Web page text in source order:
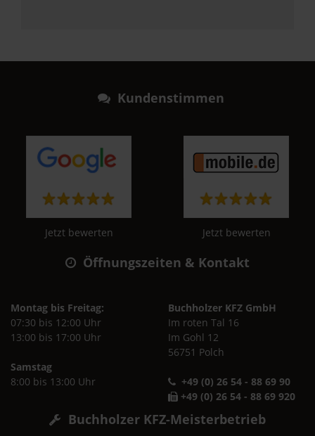
Kundenstimmen
Jetzt bewerten Jetzt bewerten
Öffnungszeiten & Kontakt
Montag bis Freitag:
07:30 bis 12:00 Uhr
13:00 bis 17:00 Uhr
Samstag
8:00 bis 13:00 Uhr
Buchholzer KFZ GmbH
Im roten Tal 16
Im Gohl 12
56751 Polch
+49 (0) 26 54 - 88 69 90
+49 (0) 26 54 - 88 69 920
Buchholzer KFZ-Meisterbetrieb